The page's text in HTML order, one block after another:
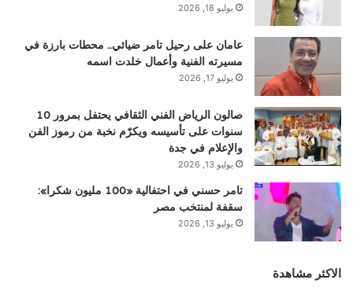
يوليو 18, 2026
عامان على رحيل تامر ضيائي.. محطات بارزة في
مسيرته الفنية وأعمال خلدت اسمه
يوليو 17, 2026
صالون الرياض الفني الثقافي يحتفل بمرور 10
سنوات على تأسيسه ويكرّم نخبة من رموز الفن
والإعلام في جدة
يوليو 13, 2026
تامر حسني في احتفالية «100 مليون شكرا»:
سقفة لمنتخب مصر
يوليو 13, 2026
الاكثر مشاهدة